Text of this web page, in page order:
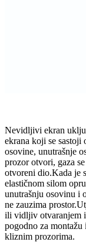
Nevidljivi ekran
ekrana koji se sastoji
osovine, unutrašnje
prozor otvori, gaza
otvoreni dio.Kada je
elastičnom silom
unutrašnju osovinu i
ne zauzima
ili vidljiv otvaranjem i
pogodno za montažu
kliznim prozorima.